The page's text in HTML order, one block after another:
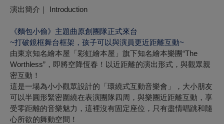
演出簡介｜ Introduction
《麵包小偷》 主題曲原創團隊正式來台
~打破鏡框舞台框架，孩子可以與演員更近距離互動~
由東京知名繪本屋「彩虹繪本屋」旗下知名繪本樂團“The
Worthless”，即將空降恆春！以近距離的演出形式，與觀眾親
密互動！
這是一場為小小觀眾設計的「環繞式互動音樂會」，大小朋友
可以半圓形緊密圍繞在表演團隊四周，與樂團近距離互動，享
受零距離的音樂魅力，這裡沒有固定座位，只有盡情唱跳和隨
心所欲的舞動空間！